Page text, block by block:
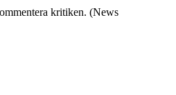
kritiken. (News